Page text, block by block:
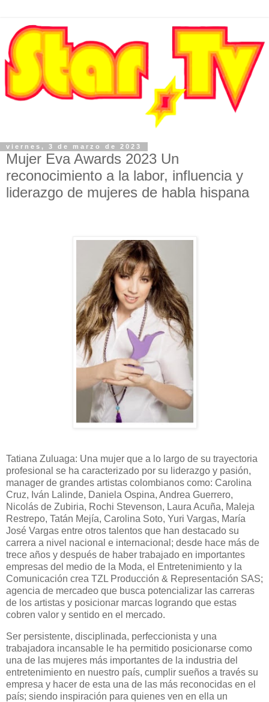
viernes, 3 de marzo de 2023
Mujer Eva Awards 2023 Un
reconocimiento a la labor, influencia y
liderazgo de mujeres de habla hispana
Tatiana Zuluaga: Una mujer que a lo largo de su trayectoria
profesional se ha caracterizado por su liderazgo y pasión,
manager de grandes artistas colombianos como: Carolina
Cruz, Iván Lalinde, Daniela Ospina, Andrea Guerrero,
Nicolás de Zubiria, Rochi Stevenson, Laura Acuña, Maleja
Restrepo, Tatán Mejía, Carolina Soto, Yuri Vargas, María
José Vargas entre otros talentos que han destacado su
carrera a nivel nacional e internacional; desde hace más de
trece años y después de haber trabajado en importantes
empresas del medio de la Moda, el Entretenimiento y la
Comunicación crea TZL Producción & Representación SAS;
agencia de mercadeo que busca potencializar las carreras
de los artistas y posicionar marcas logrando que estas
cobren valor y sentido en el mercado.
Ser persistente, disciplinada, perfeccionista y una
trabajadora incansable le ha permitido posicionarse como
una de las mujeres más importantes de la industria del
entretenimiento en nuestro país, cumplir sueños a través su
empresa y hacer de esta una de las más reconocidas en el
país; siendo inspiración para quienes ven en ella un